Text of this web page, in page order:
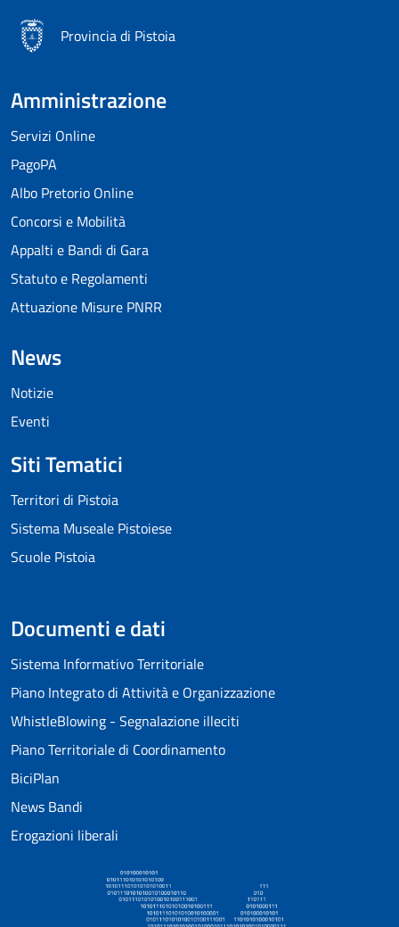
Provincia di Pistoia
Amministrazione
Servizi Online
PagoPA
Albo Pretorio Online
Concorsi e Mobilità
Appalti e Bandi di Gara
Statuto e Regolamenti
Attuazione Misure PNRR
News
Notizie
Eventi
Siti Tematici
Territori di Pistoia
Sistema Museale Pistoiese
Scuole Pistoia
Documenti e dati
Sistema Informativo Territoriale
Piano Integrato di Attività e Organizzazione
WhistleBlowing - Segnalazione illeciti
Piano Territoriale di Coordinamento
BiciPlan
News Bandi
Erogazioni liberali